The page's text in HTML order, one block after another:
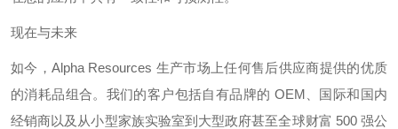
现在与未来
如今， Alpha Resources 生产市场上任何售后供应商提供的优质
的消耗品组合。我们的客户包括自有品牌的 OEM 、国际和国内
经销商以及从小型家族实验室到大型政府甚至全球财富 500 强公